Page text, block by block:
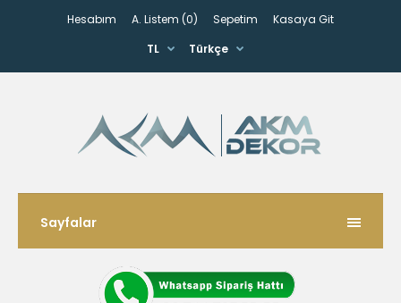
Hesabım A. Listem (0) Sepetim
Kasaya Git
TL
Türkçe
Sayfalar